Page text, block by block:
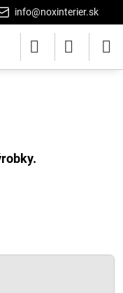
info@noxinterier.sk